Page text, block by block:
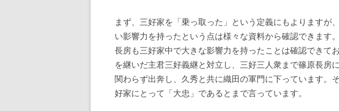
まず、三好家を「乗っ取った」という定義にもよりますが
い影響力を持ったという点は様々な資料から確認できます
長房も三好家中で大きな影響力を持ったことは確認できて
を継いだ主君三好義継と対立し、三好三人衆まで篠原長房
関わらず出奔し、久秀と共に織田の軍門に下っています。
好家にとって「大忠」であるとまで言っています。